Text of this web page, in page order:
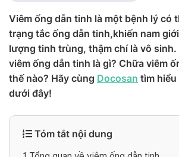
Viêm ống dẫn tinh là một bệnh lý có
trạng tắc ống dẫn tinh,khiến nam
lượng tinh trùng, thậm chí là vô sinh.
viêm ống dẫn tinh là gì? Chữa viêm
thế nào? Hãy cùng Docosan tìm
dưới đây!
Tóm tắt nội dung